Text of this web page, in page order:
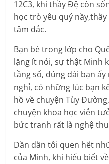
12C3, khi thầy Đệ còn
học trò yêu quý
tâm đắc.
Bạn bè trong lớp cho
lặng ít nói, sự thật Minh
tầng số, đúng đài bạn
nghỉ, có những lúc bạn
hồ về chuyện Tùy
chuyện khoa học viễn
bức tranh rất là nghệ
Dần dần tôi quen hết
của Minh, khi hiểu biết